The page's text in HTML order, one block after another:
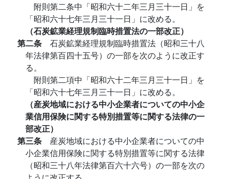
附則第二条中「昭和六十二年三月三十一日」を
「昭和六十七年三月三十一日」に改める。
（石炭鉱業経理規制臨時措置法の一部改正）
第二条 石炭鉱業経理規制臨時措置法（昭和三十八
年法律第百四十五号）の一部を次のように改正す
る。
附則第二項中「昭和六十二年三月三十一日」を
「昭和六十七年三月三十一日」に改める。
（産炭地域における中小企業者についての中小企
業信用保険に関する特別措置等に関する法律の一
部改正）
第三条 産炭地域における中小企業者についての中
小企業信用保険に関する特別措置等に関する法律
（昭和三十八年法律第百六十六号）の一部を次の